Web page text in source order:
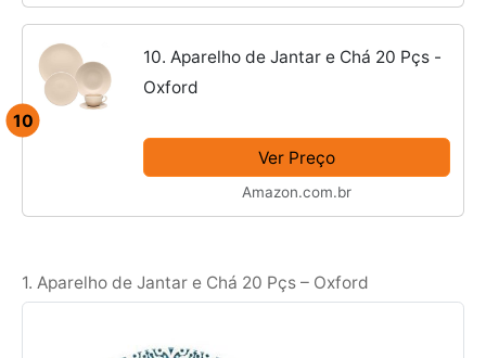
10
10. Aparelho de Jantar e Chá 20 Pçs -
Oxford
Ver Preço
Amazon.com.br
1. Aparelho de Jantar e Chá 20 Pçs – Oxford